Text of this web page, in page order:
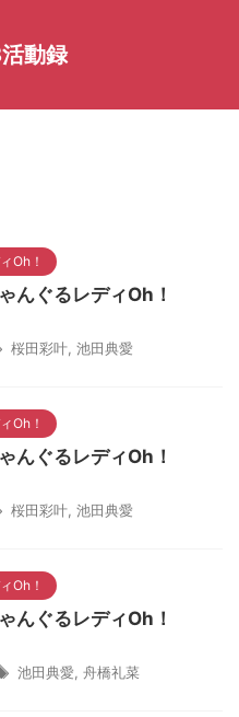
動録
Oh！
んぐるレディOh！
桜田彩叶 池田典愛
Oh！
んぐるレディOh！
桜田彩叶 池田典愛
Oh！
んぐるレディOh！
池田典愛 舟橋礼菜